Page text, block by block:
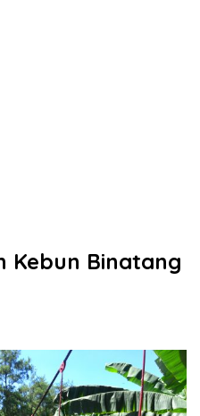
Kebun Binatang